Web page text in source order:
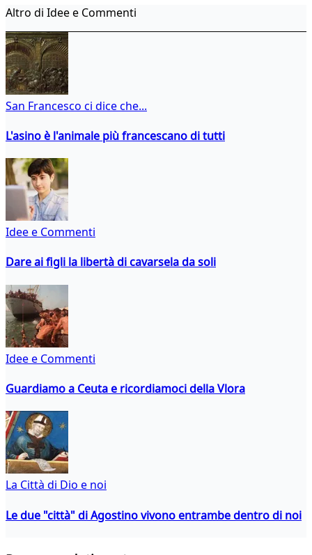
Altro di Idee e Commenti
San Francesco ci dice che...
L'asino è l'animale più francescano di tutti
Idee e Commenti
Dare ai figli la libertà di cavarsela da soli
Idee e Commenti
Guardiamo a Ceuta e ricordiamoci della Vlora
La Città di Dio e noi
Le due "città" di Agostino vivono entrambe dentro di noi